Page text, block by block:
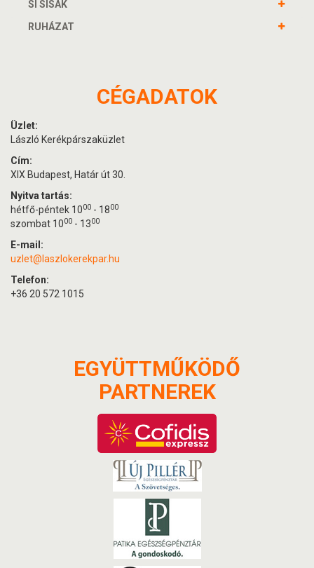
SÍ SISAK
RUHÁZAT
CÉGADATOK
Üzlet:
László Kerékpárszaküzlet
Cím:
XIX Budapest, Határ út 30.
Nyitva tartás:
hétfő-péntek 1000 - 1800
szombat 1000 - 1300
E-mail:
uzlet@laszlokerekpar.hu
Telefon:
+36 20 572 1015
EGYÜTTMŰKÖDŐ
PARTNEREK